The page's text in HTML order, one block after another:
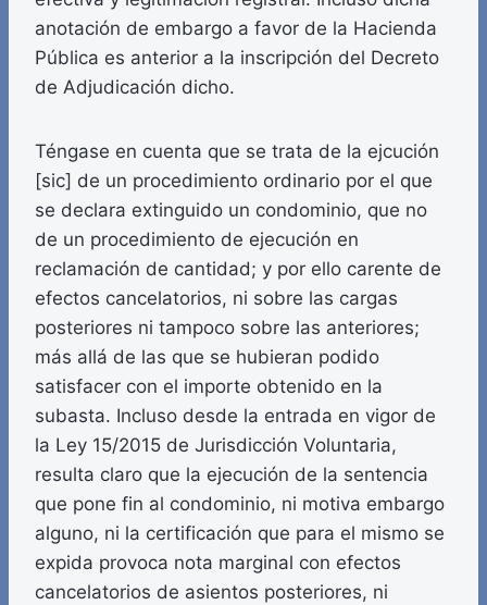
anotación de embargo a favor de la Hacienda
Pública es anterior a la inscripción del Decreto
de Adjudicación dicho.
Téngase en cuenta que se trata de la ejcución
[sic] de un procedimiento ordinario por el que
se declara extinguido un condominio, que no
de un procedimiento de ejecución en
reclamación de cantidad; y por ello carente de
efectos cancelatorios, ni sobre las cargas
posteriores ni tampoco sobre las anteriores;
más allá de las que se hubieran podido
satisfacer con el importe obtenido en la
subasta. Incluso desde la entrada en vigor de
la Ley 15/2015 de Jurisdicción Voluntaria,
resulta claro que la ejecución de la sentencia
que pone fin al condominio, ni motiva embargo
alguno, ni la certificación que para el mismo se
expida provoca nota marginal con efectos
cancelatorios de asientos posteriores, ni